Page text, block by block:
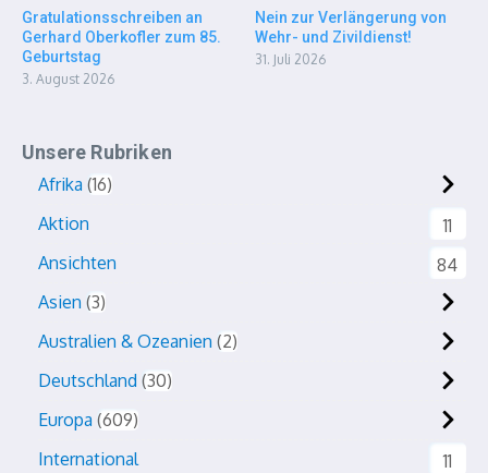
Gratulationsschreiben an
Gerhard Oberkofler zum 85.
Geburtstag
3. August 2026
Nein zur Verlängerung von
Wehr- und Zivildienst!
31. Juli 2026
Unsere Rubriken
Afrika 16
Aktion
11
Ansichten
84
Asien 3
Australien & Ozeanien 2
Deutschland 30
Europa 609
International
11